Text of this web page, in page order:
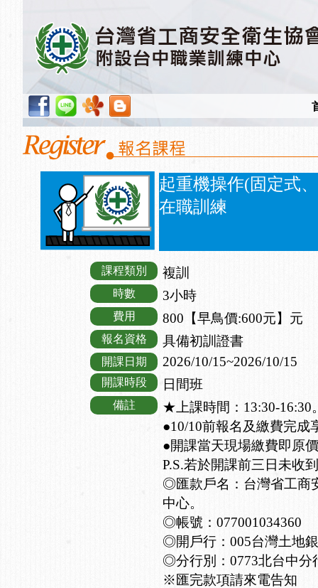
起重機操作(固定式
在職訓練
課程類別 複訓
時數 3小時
費用 800【早鳥價:600元】元
報名資格 具備初訓證書
開課日期 2026/10/15~2026/10/15
開課時段 日間班
備註
★上課時間：13:30-16:30
●10/10前報名及繳費完成
●開課當天現場繳費即原
P.S.若於開課前三日未收
◎匯款戶名：台灣省工商
中心。
◎帳號：077001034360
◎開戶行：005台灣土地
◎分行別：0773北台中分
※匯完款項請來電告知